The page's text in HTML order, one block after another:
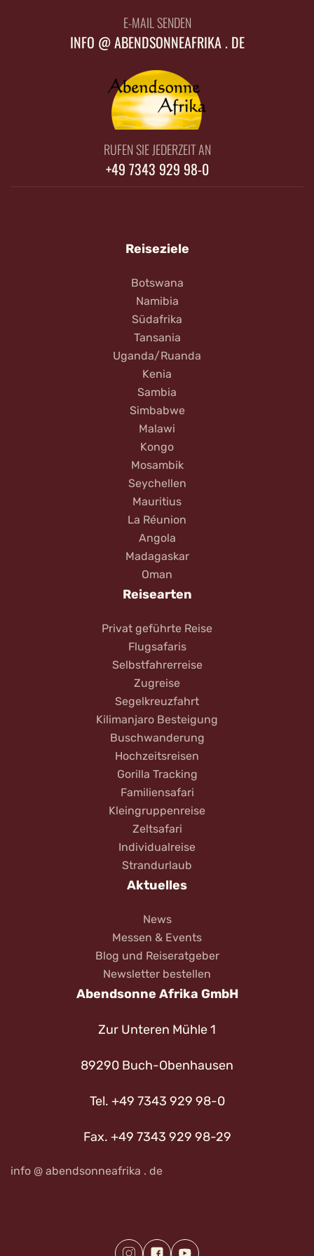
E-MAIL SENDEN
INFO @ ABENDSONNEAFRIKA . DE
RUFEN SIE JEDERZEIT AN
+49 7343 929 98-0
Reiseziele
Botswana
Namibia
Südafrika
Tansania
Uganda/Ruanda
Kenia
Sambia
Simbabwe
Malawi
Kongo
Mosambik
Seychellen
Mauritius
La Réunion
Angola
Madagaskar
Oman
Reisearten
Privat geführte Reise
Flugsafaris
Selbstfahrerreise
Zugreise
Segelkreuzfahrt
Kilimanjaro Besteigung
Buschwanderung
Hochzeitsreisen
Gorilla Tracking
Familiensafari
Kleingruppenreise
Zeltsafari
Individualreise
Strandurlaub
Aktuelles
News
Messen & Events
Blog und Reiseratgeber
Newsletter bestellen
Abendsonne Afrika GmbH
Zur Unteren Mühle 1
89290 Buch-Obenhausen
Tel. +49 7343 929 98-0
Fax. +49 7343 929 98-29
info @ abendsonneafrika . de